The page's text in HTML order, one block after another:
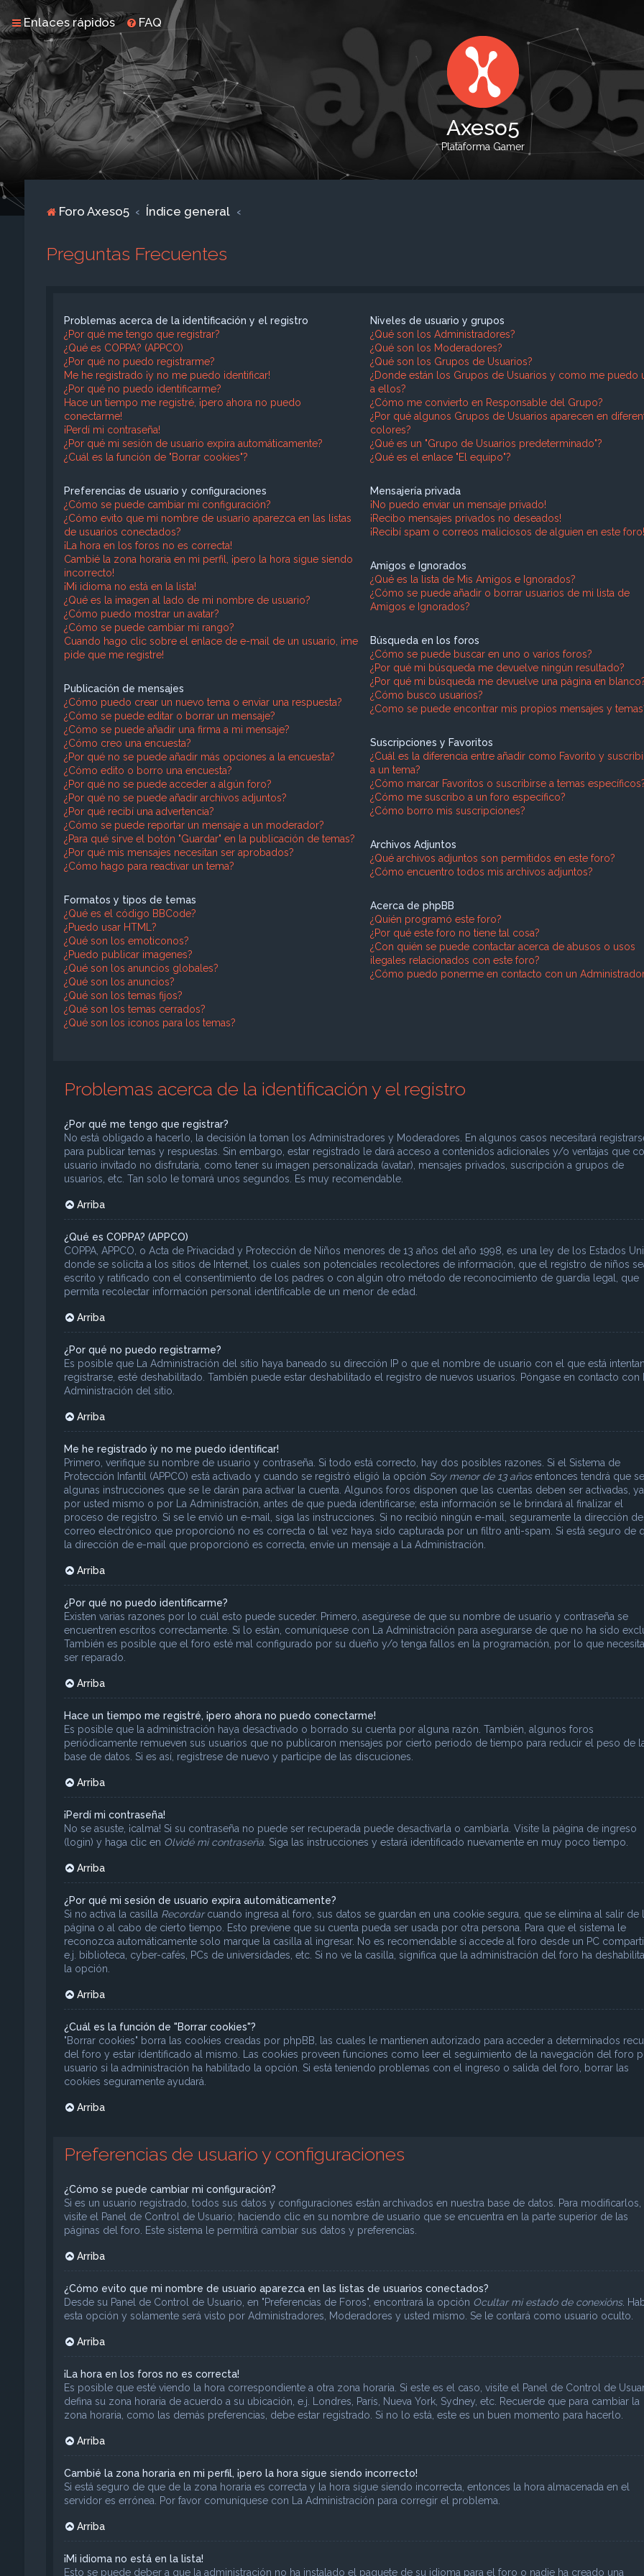
Enlaces rápidos FAQ
Axeso5
Plataforma Gamer
Foro Axeso5 Índice general
Preguntas Frecuentes
Problemas acerca de la identificación y el registro
¿Por qué me tengo que registrar?
¿Qué es COPPA? (APPCO)
¿Por qué no puedo registrarme?
Me he registrado ¡y no me puedo identificar!
¿Por qué no puedo identificarme?
Hace un tiempo me registré, ¡pero ahora no puedo
conectarme!
¡Perdí mi contraseña!
¿Por qué mi sesión de usuario expira automáticamente?
¿Cuál es la función de "Borrar cookies"?
Preferencias de usuario y configuraciones
¿Cómo se puede cambiar mi configuración?
¿Cómo evito que mi nombre de usuario aparezca en las listas
de usuarios conectados?
¡La hora en los foros no es correcta!
Cambié la zona horaria en mi perfil, ¡pero la hora sigue siendo
incorrecto!
¡Mi idioma no está en la lista!
¿Qué es la imagen al lado de mi nombre de usuario?
¿Cómo puedo mostrar un avatar?
¿Cómo se puede cambiar mi rango?
Cuando hago clic sobre el enlace de e-mail de un usuario, ¡me
pide que me registre!
Publicación de mensajes
¿Cómo puedo crear un nuevo tema o enviar una respuesta?
¿Cómo se puede editar o borrar un mensaje?
¿Cómo se puede añadir una firma a mi mensaje?
¿Cómo creo una encuesta?
¿Por qué no se puede añadir más opciones a la encuesta?
¿Cómo edito o borro una encuesta?
¿Por qué no se puede acceder a algún foro?
¿Por qué no se puede añadir archivos adjuntos?
¿Por qué recibí una advertencia?
¿Cómo se puede reportar un mensaje a un moderador?
¿Para qué sirve el botón "Guardar" en la publicación de temas?
¿Por qué mis mensajes necesitan ser aprobados?
¿Cómo hago para reactivar un tema?
Formatos y tipos de temas
¿Qué es el código BBCode?
¿Puedo usar HTML?
¿Qué son los emoticonos?
¿Puedo publicar imagenes?
¿Qué son los anuncios globales?
¿Qué son los anuncios?
¿Qué son los temas fijos?
¿Qué son los temas cerrados?
¿Qué son los iconos para los temas?
Niveles de usuario y grupos
¿Qué son los Administradores?
¿Qué son los Moderadores?
¿Qué son los Grupos de Usuarios?
¿Donde están los Grupos de Usuarios y como me puedo
a ellos?
¿Cómo me convierto en Responsable del Grupo?
¿Por qué algunos Grupos de Usuarios aparecen en
colores?
¿Qué es un "Grupo de Usuarios predeterminado"?
¿Qué es el enlace "El equipo"?
Mensajería privada
¡No puedo enviar un mensaje privado!
¡Recibo mensajes privados no deseados!
¡Recibí spam o correos maliciosos de alguien en este foro!
Amigos e Ignorados
¿Qué es la lista de Mis Amigos e Ignorados?
¿Cómo se puede añadir o borrar usuarios de mi lista de
Amigos e Ignorados?
Búsqueda en los foros
¿Cómo se puede buscar en uno o varios foros?
¿Por qué mi búsqueda me devuelve ningún resultado?
¿Por qué mi búsqueda me devuelve una página en
¿Cómo busco usuarios?
¿Como se puede encontrar mis propios mensajes y
Suscripciones y Favoritos
¿Cuál es la diferencia entre añadir como Favorito y
a un tema?
¿Cómo marcar Favoritos o suscribirse a temas
¿Cómo me suscribo a un foro específico?
¿Cómo borro mis suscripciones?
Archivos Adjuntos
¿Qué archivos adjuntos son permitidos en este foro?
¿Cómo encuentro todos mis archivos adjuntos?
Acerca de phpBB
¿Quién programó este foro?
¿Por qué este foro no tiene tal cosa?
¿Con quién se puede contactar acerca de abusos o usos
ilegales relacionados con este foro?
¿Cómo puedo ponerme en contacto con un
Problemas acerca de la identificación y el registro
¿Por qué me tengo que registrar?
No está obligado a hacerlo, la decisión la toman los Administradores y Moderadores. En algunos casos necesitará
para publicar temas y respuestas. Sin embargo, estar registrado le dará acceso a contenidos adicionales y/o ventajas que
usuario invitado no disfrutaría, como tener su imagen personalizada (avatar), mensajes privados, suscripción a grupos de
usuarios, etc. Tan solo le tomará unos segundos. Es muy recomendable.
Arriba
¿Qué es COPPA? (APPCO)
COPPA, APPCO, o Acta de Privacidad y Protección de Niños menores de 13 años del año 1998, es una ley de los Estados
donde se solicita a los sitios de Internet, los cuales son potenciales recolectores de información, que el registro de niños
escrito y ratificado con el consentimiento de los padres o con algún otro método de reconocimiento de guardia legal, que
permita recolectar información personal identificable de un menor de edad.
Arriba
¿Por qué no puedo registrarme?
Es posible que La Administración del sitio haya baneado su dirección IP o que el nombre de usuario con el que está
registrarse, esté deshabilitado. También puede estar deshabilitado el registro de nuevos usuarios. Póngase en contacto con
Administración del sitio.
Arriba
Me he registrado ¡y no me puedo identificar!
Primero, verifique su nombre de usuario y contraseña. Si todo está correcto, hay dos posibles razones. Si el Sistema de
Protección Infantil (APPCO) está activado y cuando se registró eligió la opción Soy menor de 13 añosentonces tendrá que
algunas instrucciones que se le darán para activar la cuenta. Algunos foros disponen que las cuentas deben ser activadas,
por usted mismo o por La Administración, antes de que pueda identificarse; esta información se le brindará al finalizar el
proceso de registro. Si se le envió un e-mail, siga las instrucciones. Si no recibió ningún e-mail, seguramente la dirección de
correo electrónico que proporcionó no es correcta o tal vez haya sido capturada por un filtro anti-spam. Si está seguro de
la dirección de e-mail que proporcionó es correcta, envíe un mensaje a La Administración.
Arriba
¿Por qué no puedo identificarme?
Existen varias razones por lo cuál esto puede suceder. Primero, asegúrese de que su nombre de usuario y contraseña se
encuentren escritos correctamente. Si lo están, comuníquese con La Administración para asegurarse de que no ha sido
También es posible que el foro esté mal configurado por su dueño y/o tenga fallos en la programación, por lo que
ser reparado.
Arriba
Hace un tiempo me registré, ¡pero ahora no puedo conectarme!
Es posible que la administración haya desactivado o borrado su cuenta por alguna razón. También, algunos foros
periódicamente remueven sus usuarios que no publicaron mensajes por cierto periodo de tiempo para reducir el peso de
base de datos. Si es así, registrese de nuevo y participe de las discuciones.
Arriba
¡Perdí mi contraseña!
No se asuste, ¡calma! Si su contraseña no puede ser recuperada puede desactivarla o cambiarla. Visite la página de ingreso
(login) y haga clic en Olvidé mi contraseña. Siga las instrucciones y estará identificado nuevamente en muy poco tiempo.
Arriba
¿Por qué mi sesión de usuario expira automáticamente?
Si no activa la casilla Recordarcuando ingresa al foro, sus datos se guardan en una cookie segura, que se elimina al salir de
página o al cabo de cierto tiempo. Esto previene que su cuenta pueda ser usada por otra persona. Para que el sistema le
reconozca automáticamente solo marque la casilla al ingresar. No es recomendable si accede al foro desde un PC
e.j. biblioteca, cyber-cafés, PCs de universidades, etc. Si no ve la casilla, significa que la administración del foro ha
la opción.
Arriba
¿Cuál es la función de "Borrar cookies"?
"Borrar cookies" borra las cookies creadas por phpBB, las cuales le mantienen autorizado para acceder a determinados
del foro y estar identificado al mismo. Las cookies proveen funciones como leer el seguimiento de la navegación del foro
usuario si la administración ha habilitado la opción. Si está teniendo problemas con el ingreso o salida del foro, borrar las
cookies seguramente ayudará.
Arriba
Preferencias de usuario y configuraciones
¿Cómo se puede cambiar mi configuración?
Si es un usuario registrado, todos sus datos y configuraciones están archivados en nuestra base de datos. Para modificarlos,
visite el Panel de Control de Usuario; haciendo clic en su nombre de usuario que se encuentra en la parte superior de las
páginas del foro. Este sistema le permitirá cambiar sus datos y preferencias.
Arriba
¿Cómo evito que mi nombre de usuario aparezca en las listas de usuarios conectados?
Desde su Panel de Control de Usuario, en "Preferencias de Foros", encontrará la opción Ocultar mi estado de conexións.
esta opción y solamente será visto por Administradores, Moderadores y usted mismo. Se le contará como usuario oculto.
Arriba
¡La hora en los foros no es correcta!
Es posible que esté viendo la hora correspondiente a otra zona horaria. Si este es el caso, visite el Panel de Control de
defina su zona horaria de acuerdo a su ubicación, e.j. Londres, París, Nueva York, Sydney, etc. Recuerde que para cambiar la
zona horaria, como las demás preferencias, debe estar registrado. Si no lo está, este es un buen momento para hacerlo.
Arriba
Cambié la zona horaria en mi perfil, ¡pero la hora sigue siendo incorrecto!
Si está seguro de que de la zona horaria es correcta y la hora sigue siendo incorrecta, entonces la hora almacenada en el
servidor es errónea. Por favor comuníquese con La Administración para corregir el problema.
Arriba
¡Mi idioma no está en la lista!
Esto se puede deber a que la administración no ha instalado el paquete de su idioma para el foro o nadie ha creado una